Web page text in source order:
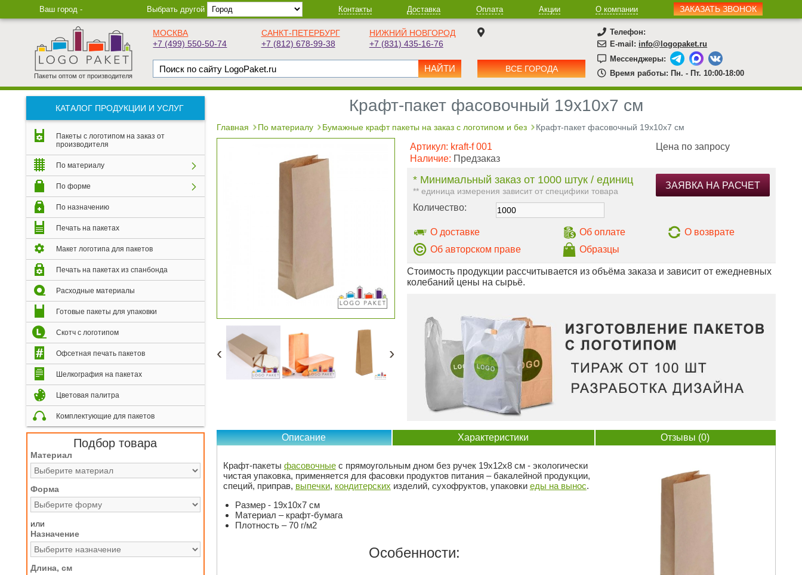
Ваш город - Выбрать другой Контакты Доставка Оплата Акции О компании ЗАКАЗАТЬ ЗВОНОК
Пакеты оптом от производителя
МОСКВА
+7 (499) 550-50-74
САНКТ-ПЕТЕРБУРГ
+7 (812) 678-99-38
НИЖНИЙ НОВГОРОД
+7 (831) 435-16-76
ВСЕ ГОРОДА
Телефон:
E-mail: info@logopaket.ru
Мессенджеры:
Время работы: Пн. - Пт. 10:00-18:00
КАТАЛОГ ПРОДУКЦИИ И УСЛУГ
Пакеты с логотипом на заказ от
производителя
По материалу
По форме
По назначению
Печать на пакетах
Макет логотипа для пакетов
Печать на пакетах из спанбонда
Расходные материалы
Готовые пакеты для упаковки
Скотч с логотипом
Офсетная печать пакетов
Шелкография на пакетах
Цветовая палитра
Комплектующие для пакетов
Подбор товара
Материал
Форма
или
Назначение
Длина, см
Крафт-пакет фасовочный 19х10х7 см
Главная По материалу Бумажные крафт пакеты на заказ с логотипом и без Крафт-пакет фасовочный 19х10х7 см
‹ ›
Артикул: kraft-f 001
Наличие: Предзаказ
Цена по запросу
* Минимальный заказ от 1000 штук / единиц
** единица измерения зависит от специфики товара
ЗАЯВКА НА РАСЧЕТ
Количество:
О доставке Об оплате
О возврате
Об авторском праве
Образцы
Стоимость продукции рассчитывается из объёма заказа и зависит от ежедневных
колебаний цены на сырьё.
Описание Характеристики Отзывы (0)
Крафт-пакеты фасовочныес прямоугольным дном без ручек 19х12х8 см - экологически
чистая упаковка, применяется для фасовки продуктов питания – бакалейной продукции,
специй, приправ, выпечки, кондитерских изделий, сухофруктов, упаковки еды на вынос.
Размер - 19х10х7 см
Материал – крафт-бумага
Плотность – 70 г/м2
Особенности: